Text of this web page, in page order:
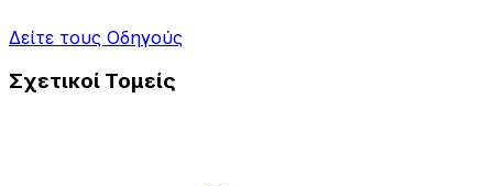
Δείτε τους Οδηγούς
Σχετικοί Τομείς